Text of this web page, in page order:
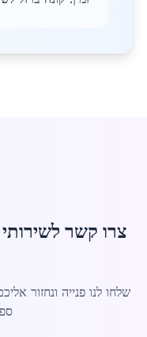
צרו קשר
שלחו לנו פנייה ונחזור